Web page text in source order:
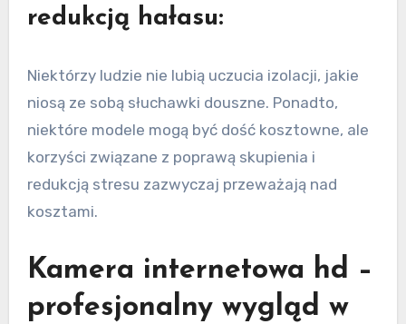
redukcją hałasu:
Niektórzy ludzie nie lubią uczucia izolacji, jakie
niosą ze sobą słuchawki douszne. Ponadto,
niektóre modele mogą być dość kosztowne, ale
korzyści związane z poprawą skupienia i
redukcją stresu zazwyczaj przeważają nad
kosztami.
Kamera internetowa hd –
profesjonalny wygląd w